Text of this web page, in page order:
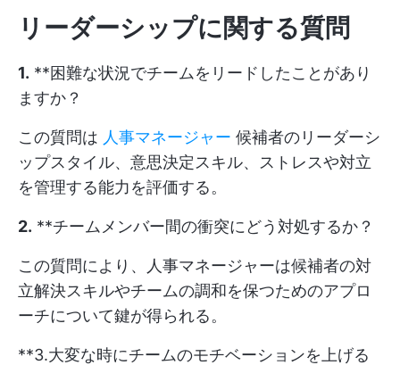
リーダーシップに関する質問
1. **困難な状況でチームをリードしたことがあり
ますか？
この質問は 人事マネージャー 候補者のリーダーシ
ップスタイル、意思決定スキル、ストレスや対立
を管理する能力を評価する。
2. **チームメンバー間の衝突にどう対処するか？
この質問により、人事マネージャーは候補者の対
立解決スキルやチームの調和を保つためのアプロ
ーチについて鍵が得られる。
**3.大変な時にチームのモチベーションを上げる